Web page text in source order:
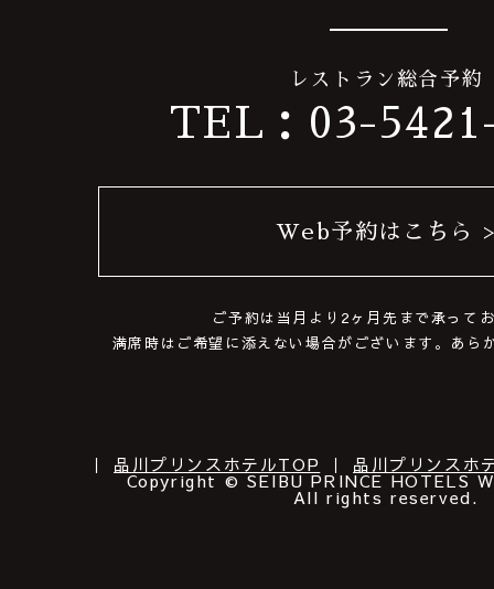
レストラン総合予約
TEL：03-
Web予約はこちら
ご予約は当月より2ヶ月先まで承って
満席時はご希望に添えない場合がございます。あら
｜ 品川プリンスホテルTOP ｜ 品川プリンスホ
Copyright © SEIBU PRINCE HOTELS
All rights reserved.